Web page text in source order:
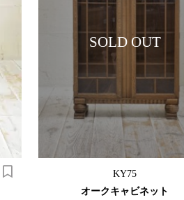
SOLD OUT
KY75
オークキャビネット